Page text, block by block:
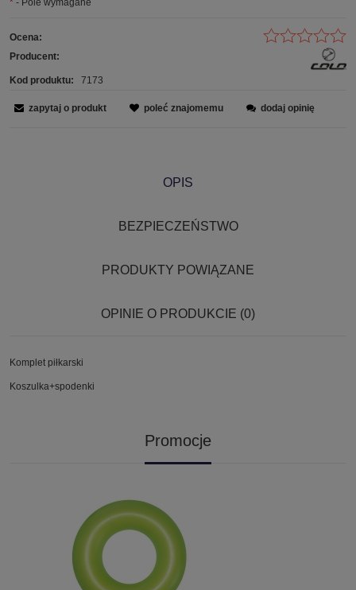
* - Pole wymagane
Ocena:
Producent:
Kod produktu: 7173
zapytaj o produkt poleć znajomemu dodaj opinię
OPIS
BEZPIECZEŃSTWO
PRODUKTY POWIĄZANE
OPINIE O PRODUKCIE (0)
Komplet piłkarski
Koszulka+spodenki
Promocje